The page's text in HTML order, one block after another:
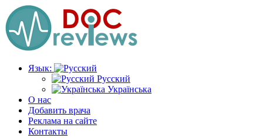
Перейти
к
содержимому
Язык:
Русский
Українська
О нас
Добавить врача
Реклама на сайте
Контакты